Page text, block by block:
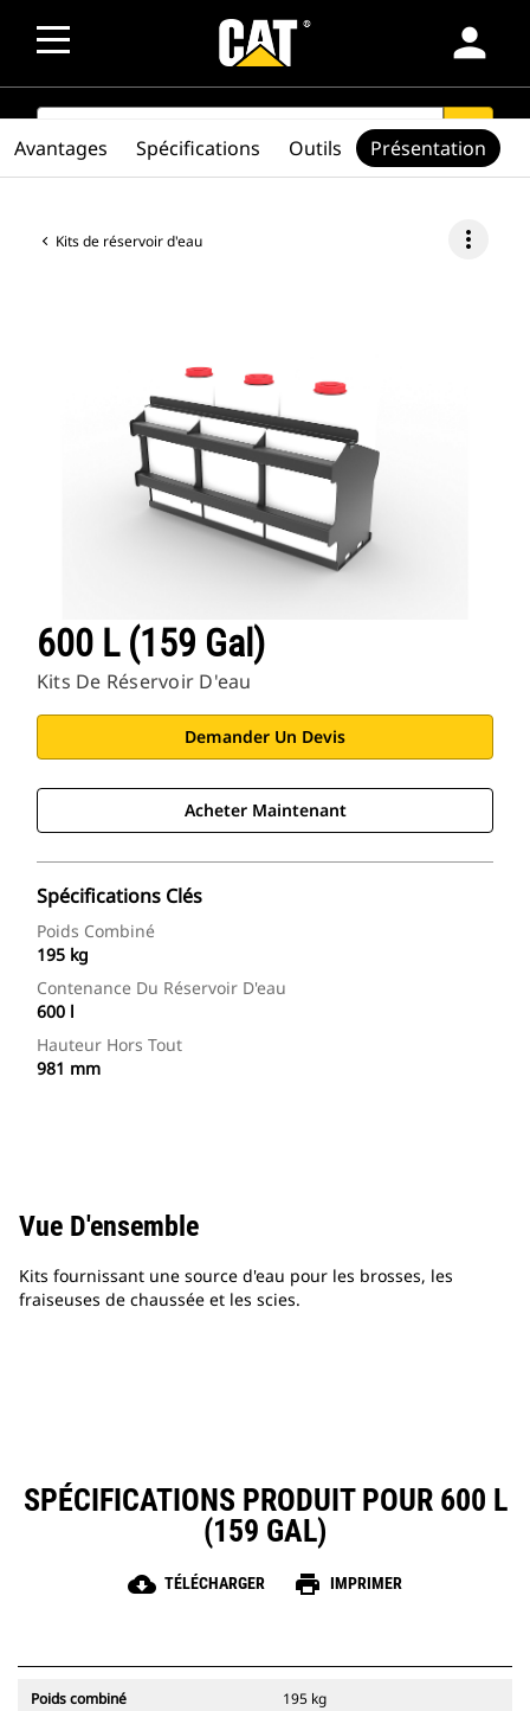
person
SEARCH search
Kits de réservoir d'eau more_vert
600 L (159 Gal)
Kits De Réservoir D'eau
Demander Un Devis
Acheter Maintenant
Spécifications Clés
Poids Combiné
195 kg
Contenance Du Réservoir D'eau
600 l
Hauteur Hors Tout
981 mm
Avantages Spécifications Outils Présentation
Vue D'ensemble
Kits fournissant une source d'eau pour les brosses, les
fraiseuses de chaussée et les scies.
SPÉCIFICATIONS PRODUIT POUR 600 L
(159 GAL)
cloud_download TÉLÉCHARGER print IMPRIMER
Poids combiné 195 kg